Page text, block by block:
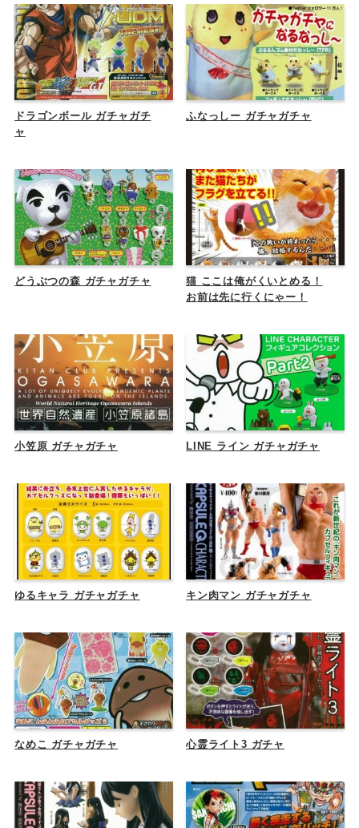
ドラゴンボール ガチャガチ
ャ
ふなっしー ガチャガチャ
どうぶつの森 ガチャガチャ
猫 ここは俺がくいとめる！
お前は先に行くにゃー！
小笠原 ガチャガチャ LINE ライン ガチャガチャ
ゆるキャラ ガチャガチャ キン肉マン ガチャガチャ
なめこ ガチャガチャ 心霊ライト3 ガチャ